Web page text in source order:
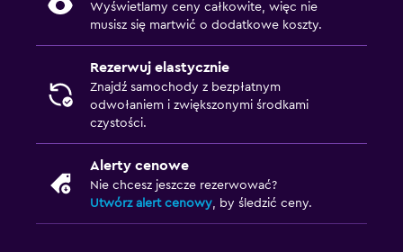
Wyświetlamy ceny całkowite, więc nie
musisz się martwić o dodatkowe koszty.
Rezerwuj elastycznie
Znajdź samochody z bezpłatnym
odwołaniem i zwiększonymi środkami
czystości.
Alerty cenowe
Nie chcesz jeszcze rezerwować?
Utwórz alert cenowy, by śledzić ceny.